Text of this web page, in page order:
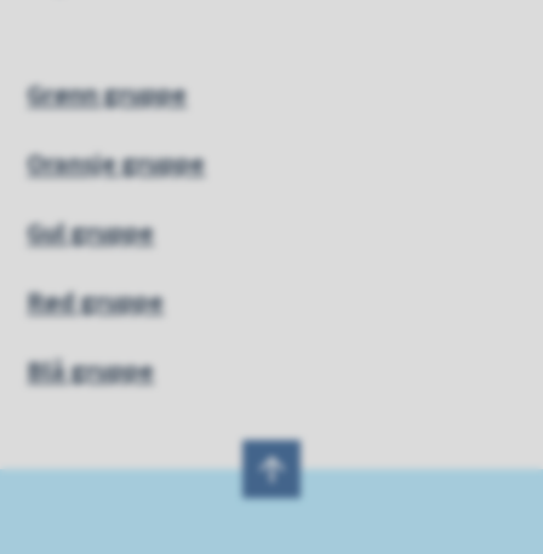
Grønn gruppe
Oransje gruppe
Gul gruppe
Rød gruppe
Blå gruppe